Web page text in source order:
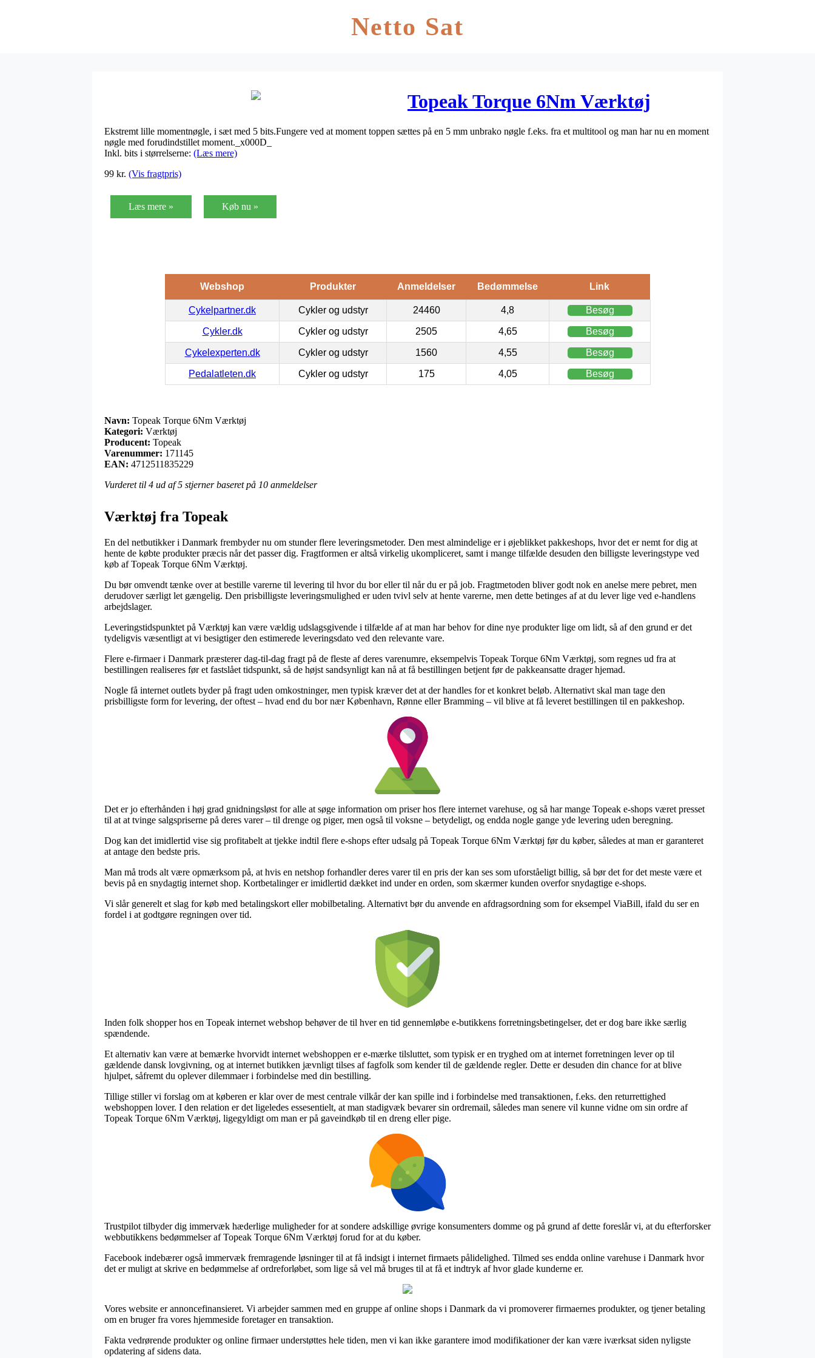
Netto Sat
Topeak Torque 6Nm Værktøj
Ekstremt lille momentnøgle, i sæt med 5 bits.Fungere ved at moment toppen sættes på en 5 mm unbrako nøgle f.eks. fra et multitool og man har nu en moment
nøgle med forudindstillet moment._x000D_
Inkl. bits i størrelserne: (Læs mere)
99 kr. (Vis fragtpris)
Læs mere » Køb nu »
Webshop Produkter Anmeldelser Bedømmelse Link
Cykelpartner.dk Cykler og udstyr 24460 4,8 Besøg
Cykler.dk Cykler og udstyr 2505 4,65 Besøg
Cykelexperten.dk Cykler og udstyr 1560 4,55 Besøg
Pedalatleten.dk Cykler og udstyr 175 4,05 Besøg
Navn: Topeak Torque 6Nm Værktøj
Kategori: Værktøj
Producent: Topeak
Varenummer: 171145
EAN: 4712511835229
Vurderet til 4 ud af 5 stjerner baseret på 10 anmeldelser
Værktøj fra Topeak
En del netbutikker i Danmark frembyder nu om stunder flere leveringsmetoder. Den mest almindelige er i øjeblikket pakkeshops, hvor det er nemt for dig at
hente de købte produkter præcis når det passer dig. Fragtformen er altså virkelig ukompliceret, samt i mange tilfælde desuden den billigste leveringstype ved
køb af Topeak Torque 6Nm Værktøj.
Du bør omvendt tænke over at bestille varerne til levering til hvor du bor eller til når du er på job. Fragtmetoden bliver godt nok en anelse mere pebret, men
derudover særligt let gængelig. Den prisbilligste leveringsmulighed er uden tvivl selv at hente varerne, men dette betinges af at du lever lige ved e-handlens
arbejdslager.
Leveringstidspunktet på Værktøj kan være vældig udslagsgivende i tilfælde af at man har behov for dine nye produkter lige om lidt, så af den grund er det
tydeligvis væsentligt at vi besigtiger den estimerede leveringsdato ved den relevante vare.
Flere e-firmaer i Danmark præsterer dag-til-dag fragt på de fleste af deres varenumre, eksempelvis Topeak Torque 6Nm Værktøj, som regnes ud fra at
bestillingen realiseres før et fastslået tidspunkt, så de højst sandsynligt kan nå at få bestillingen betjent før de pakkeansatte drager hjemad.
Nogle få internet outlets byder på fragt uden omkostninger, men typisk kræver det at der handles for et konkret beløb. Alternativt skal man tage den
prisbilligste form for levering, der oftest – hvad end du bor nær København, Rønne eller Bramming – vil blive at få leveret bestillingen til en pakkeshop.
Det er jo efterhånden i høj grad gnidningsløst for alle at søge information om priser hos flere internet varehuse, og så har mange Topeak e-shops været presset
til at at tvinge salgspriserne på deres varer – til drenge og piger, men også til voksne – betydeligt, og endda nogle gange yde levering uden beregning.
Dog kan det imidlertid vise sig profitabelt at tjekke indtil flere e-shops efter udsalg på Topeak Torque 6Nm Værktøj før du køber, således at man er garanteret
at antage den bedste pris.
Man må trods alt være opmærksom på, at hvis en netshop forhandler deres varer til en pris der kan ses som uforståeligt billig, så bør det for det meste være et
bevis på en snydagtig internet shop. Kortbetalinger er imidlertid dækket ind under en orden, som skærmer kunden overfor snydagtige e-shops.
Vi slår generelt et slag for køb med betalingskort eller mobilbetaling. Alternativt bør du anvende en afdragsordning som for eksempel ViaBill, ifald du ser en
fordel i at godtgøre regningen over tid.
Inden folk shopper hos en Topeak internet webshop behøver de til hver en tid gennemløbe e-butikkens forretningsbetingelser, det er dog bare ikke særlig
spændende.
Et alternativ kan være at bemærke hvorvidt internet webshoppen er e-mærke tilsluttet, som typisk er en tryghed om at internet forretningen lever op til
gældende dansk lovgivning, og at internet butikken jævnligt tilses af fagfolk som kender til de gældende regler. Dette er desuden din chance for at blive
hjulpet, såfremt du oplever dilemmaer i forbindelse med din bestilling.
Tillige stiller vi forslag om at køberen er klar over de mest centrale vilkår der kan spille ind i forbindelse med transaktionen, f.eks. den returrettighed
webshoppen lover. I den relation er det ligeledes essesentielt, at man stadigvæk bevarer sin ordremail, således man senere vil kunne vidne om sin ordre af
Topeak Torque 6Nm Værktøj, ligegyldigt om man er på gaveindkøb til en dreng eller pige.
Trustpilot tilbyder dig immervæk hæderlige muligheder for at sondere adskillige øvrige konsumenters domme og på grund af dette foreslår vi, at du efterforsker
webbutikkens bedømmelser af Topeak Torque 6Nm Værktøj forud for at du køber.
Facebook indebærer også immervæk fremragende løsninger til at få indsigt i internet firmaets pålidelighed. Tilmed ses endda online varehuse i Danmark hvor
det er muligt at skrive en bedømmelse af ordreforløbet, som lige så vel må bruges til at få et indtryk af hvor glade kunderne er.
Vores website er annoncefinansieret. Vi arbejder sammen med en gruppe af online shops i Danmark da vi promoverer firmaernes produkter, og tjener betaling
om en bruger fra vores hjemmeside foretager en transaktion.
Fakta vedrørende produkter og online firmaer understøttes hele tiden, men vi kan ikke garantere imod modifikationer der kan være iværksat siden nyligste
opdatering af sidens data.